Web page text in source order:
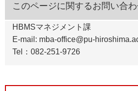
このページに関するお問い合
HBMSマネジメント課
E-mail: mba-office@pu-
Tel：082-251-9726